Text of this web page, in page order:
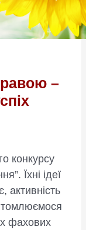
–
конкурсу
Їхні ідеї
активність
фахових